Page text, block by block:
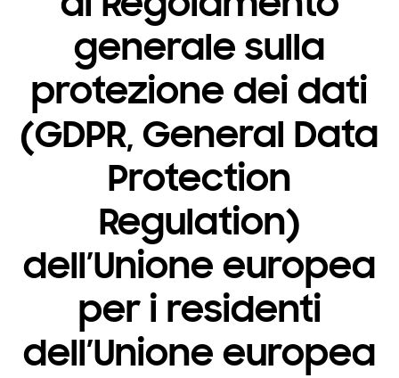
generale sulla
protezione dei dati
(GDPR, General Data
Protection
Regulation)
dell’Unione europea
per i residenti
dell’Unione europea